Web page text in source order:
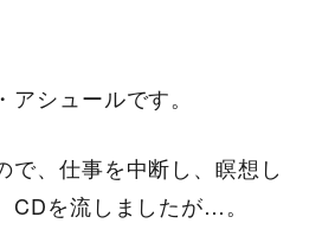
シュールです。
で、仕事を中断し、瞑想し
CDを流しましたが…。